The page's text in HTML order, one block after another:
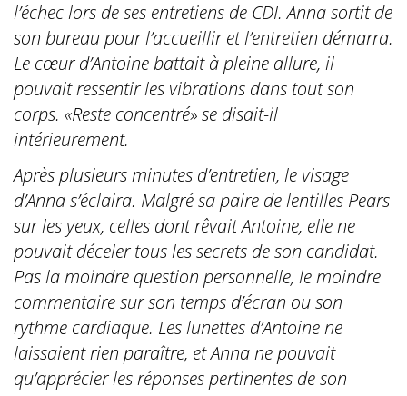
l’échec lors de ses entretiens de CDI. Anna sortit de
son bureau pour l’accueillir et l’entretien démarra.
Le cœur d’Antoine battait à pleine allure, il
pouvait ressentir les vibrations dans tout son
corps. «Reste concentré» se disait-il
intérieurement.
Après plusieurs minutes d’entretien, le visage
d’Anna s’éclaira. Malgré sa paire de lentilles Pears
sur les yeux, celles dont rêvait Antoine, elle ne
pouvait déceler tous les secrets de son candidat.
Pas la moindre question personnelle, le moindre
commentaire sur son temps d’écran ou son
rythme cardiaque. Les lunettes d’Antoine ne
laissaient rien paraître, et Anna ne pouvait
qu’apprécier les réponses pertinentes de son